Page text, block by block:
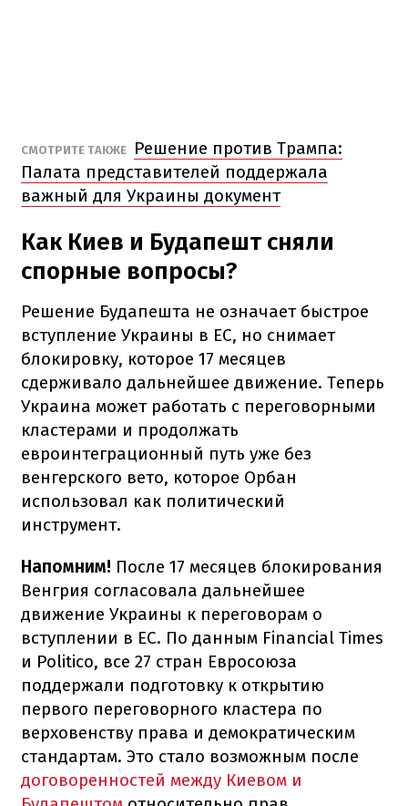
СМОТРИТЕ ТАКЖЕ
Решение против Трампа:
Палата представителей поддержала
важный для Украины документ
Как Киев и Будапешт сняли
спорные вопросы?
Решение Будапешта не означает быстрое
вступление Украины в ЕС, но снимает
блокировку, которое 17 месяцев
сдерживало дальнейшее движение. Теперь
Украина может работать с переговорными
кластерами и продолжать
евроинтеграционный путь уже без
венгерского вето, которое Орбан
использовал как политический
инструмент.
Напомним! После 17 месяцев блокирования
Венгрия согласовала дальнейшее
движение Украины к переговорам о
вступлении в ЕС. По данным Financial Times
и Politico, все 27 стран Евросоюза
поддержали подготовку к открытию
первого переговорного кластера по
верховенству права и демократическим
стандартам. Это стало возможным после
договоренностей между Киевом и